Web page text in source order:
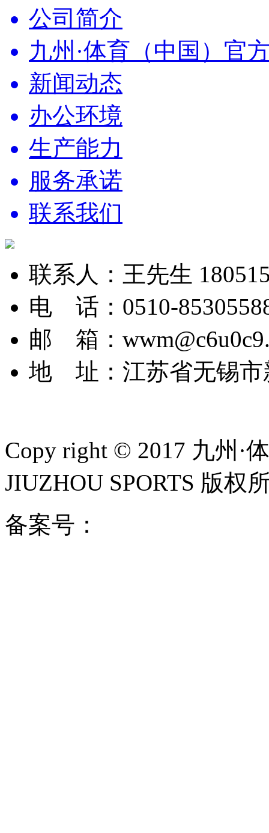
公司简介
九州·体育（中国）官
新闻动态
办公环境
生产能力
服务承诺
联系我们
联系人：王先生
电 话：0510-
邮 箱：
地 址：江苏省无锡市
Copy right © 2017 九州·
JIUZHOU SPORTS 版权
备案号：